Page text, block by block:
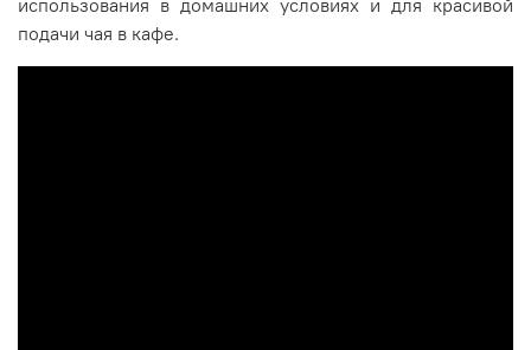
использования в домашних условиях и для красивой
подачи чая в кафе.